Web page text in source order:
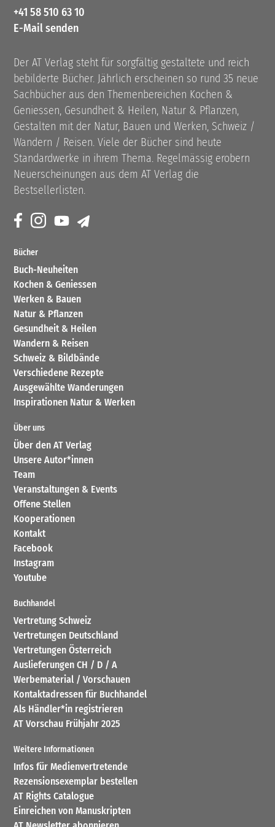
+41 58 510 63 10
E-Mail senden
Der AT Verlag steht für sorgfältig gestaltete und reich
bebilderte Bücher. Jährlich erscheinen so rund 35 neue
Sachbücher aus den Themenbereichen Kochen &
Geniessen, Gesundheit & Heilen, Natur & Pflanzen,
Gestalten mit der Natur, Bauen und Werken, Schweiz /
Wandern / Reisen. Viele der Bücher sind heute
Standardwerke in ihrem Thema. Regelmässig erobern
Neuerscheinungen aus dem AT Verlag die
Bestsellerlisten.
Bücher
Buch-Neuheiten
Kochen & Geniessen
Werken & Bauen
Natur & Pflanzen
Gesundheit & Heilen
Wandern & Reisen
Schweiz & Bildbände
Verschiedene Rezepte
Ausgewählte Wanderungen
Inspirationen Natur & Werken
Über uns
Über den AT Verlag
Unsere Autor*innen
Team
Veranstaltungen & Events
Offene Stellen
Kooperationen
Kontakt
Facebook
Instagram
Youtube
Buchhandel
Vertretung Schweiz
Vertretungen Deutschland
Vertretungen Österreich
Auslieferungen CH / D / A
Werbematerial / Vorschauen
Kontaktadressen für Buchhandel
Als Händler*in registrieren
AT Vorschau Frühjahr 2025
Weitere Informationen
Infos für Medienvertretende
Rezensionsexemplar bestellen
AT Rights Catalogue
Einreichen von Manuskripten